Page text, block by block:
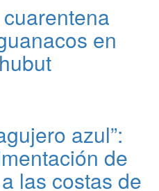
en
azul”:
de
las costas de